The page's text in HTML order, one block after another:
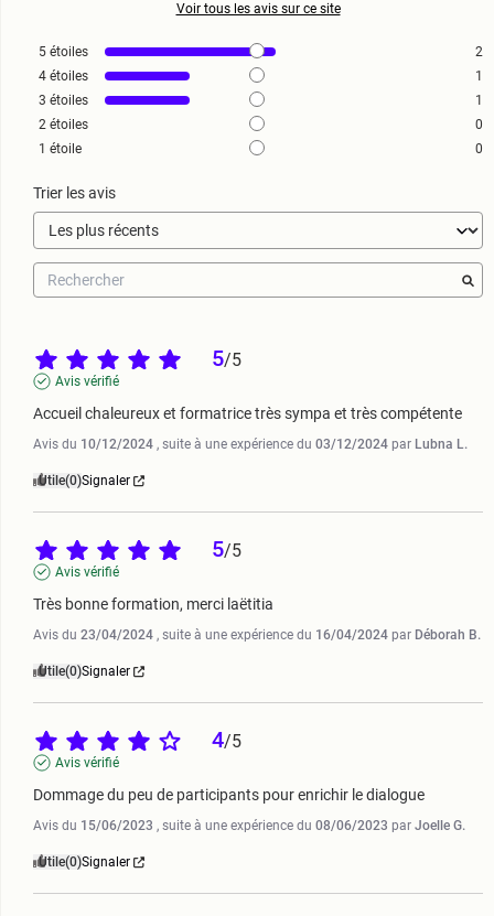
Voir tous les avis sur ce site
5 étoiles
2
4 étoiles
1
3 étoiles
1
2 étoiles
0
1 étoile 0
Trier les avis
5/5
Avis vérifié
Accueil chaleureux et formatrice très sympa et très compétente
Avis du 10/12/2024 , suite à une expérience du 03/12/2024 par Lubna L.
Utile(0)Signaler
5/5
Avis vérifié
Très bonne formation, merci laëtitia
Avis du 23/04/2024 , suite à une expérience du 16/04/2024 par Déborah B.
Utile(0)Signaler
4/5
Avis vérifié
Dommage du peu de participants pour enrichir le dialogue
Avis du 15/06/2023 , suite à une expérience du 08/06/2023 par Joelle G.
Utile(0)Signaler